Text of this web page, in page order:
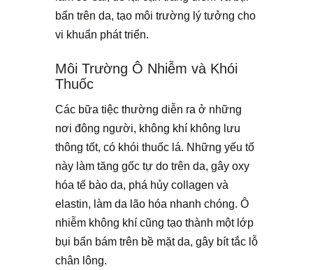
bẩn trên da, tạo môi trường lý tưởng cho
vi khuẩn phát triển.
Môi Trường Ô Nhiễm và Khói
Thuốc
Các bữa tiệc thường diễn ra ở những
nơi đông người, không khí không lưu
thông tốt, có khói thuốc lá. Những yếu tố
này làm tăng gốc tự do trên da, gây oxy
hóa tế bào da, phá hủy collagen và
elastin, làm da lão hóa nhanh chóng. Ô
nhiễm không khí cũng tạo thành một lớp
bụi bẩn bám trên bề mặt da, gây bít tắc lỗ
chân lông.